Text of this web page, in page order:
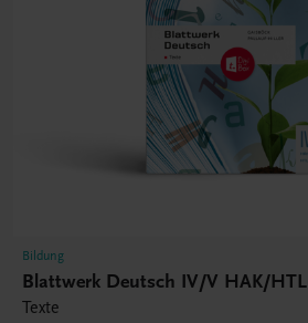
Bildung
Blattwerk Deutsch IV/V HAK/HTL
Texte